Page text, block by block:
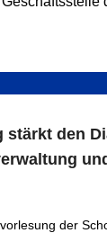
stärkt den
der